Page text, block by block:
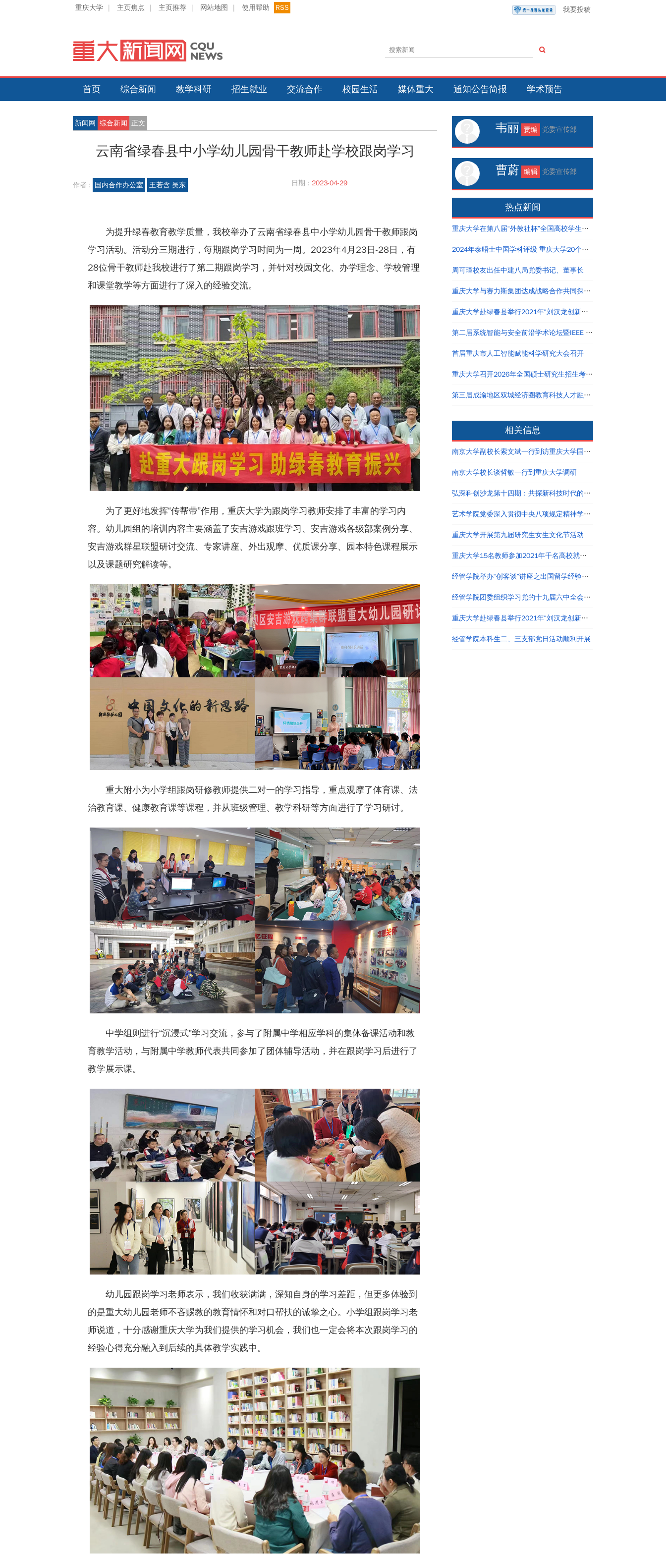
重庆大学 | 主页焦点 | 主页推荐 | 网站地图 | 使用帮助 RSS 我要投稿
首页 综合新闻 教学科研 招生就业 交流合作 校园生活 媒体重大 通知公告简报 学术预告
新闻网 综合新闻 正文
云南省绿春县中小学幼儿园骨干教师赴学校跟岗学习
作者 : 国内合作办公室 王若含 吴东 日期 : 2023-04-29
为提升绿春教育教学质量，我校举办了云南省绿春县中小学幼儿园骨干教师跟岗
学习活动。活动分三期进行，每期跟岗学习时间为一周。2023年4月23日-28日，有
28位骨干教师赴我校进行了第二期跟岗学习，并针对校园文化、办学理念、学校管理
和课堂教学等方面进行了深入的经验交流。
为了更好地发挥“传帮带”作用，重庆大学为跟岗学习教师安排了丰富的学习内
容。幼儿园组的培训内容主要涵盖了安吉游戏跟班学习、安吉游戏各级部案例分享、
安吉游戏群星联盟研讨交流、专家讲座、外出观摩、优质课分享、园本特色课程展示
以及课题研究解读等。
重大附小为小学组跟岗研修教师提供二对一的学习指导，重点观摩了体育课、法
治教育课、健康教育课等课程，并从班级管理、教学科研等方面进行了学习研讨。
中学组则进行“沉浸式”学习交流，参与了附属中学相应学科的集体备课活动和教
育教学活动，与附属中学教师代表共同参加了团体辅导活动，并在跟岗学习后进行了
教学展示课。
幼儿园跟岗学习老师表示，我们收获满满，深知自身的学习差距，但更多体验到
的是重大幼儿园老师不吝赐教的教育情怀和对口帮扶的诚挚之心。小学组跟岗学习老
师说道，十分感谢重庆大学为我们提供的学习机会，我们也一定会将本次跟岗学习的
经验心得充分融入到后续的具体教学实践中。
韦丽 责编 党委宣传部
曹蔚 编辑 党委宣传部
热点新闻
重庆大学在第八届“外教社杯”全国高校学生跨文化能力大赛短视频大赛中荣获佳绩
2024年泰晤士中国学科评级 重庆大学20个学科评为A类
周可璋校友出任中建八局党委书记、董事长
重庆大学与赛力斯集团达成战略合作共同探寻产教融合创新路径
重庆大学赴绿春县举行2021年“刘汉龙创新团队龙之梦”奖助学金颁发仪式
第二届系统智能与安全前沿学术论坛暨IEEE Chongqing Section成立仪式在重庆举办
首届重庆市人工智能赋能科学研究大会召开
重庆大学召开2026年全国硕士研究生招生考试自命题评卷工作会议
第三届成渝地区双城经济圈教育科技人才融汇发展论坛举行
相关信息
南京大学副校长索文斌一行到访重庆大学国家卓越工程师学院
南京大学校长谈哲敏一行到重庆大学调研
弘深科创沙龙第十四期：共探新科技时代的创新创业与职业发展
艺术学院党委深入贯彻中央八项规定精神学习教育读书班结业
重庆大学开展第九届研究生女生文化节活动
重庆大学15名教师参加2021年千名高校就业工作者专题培训
经管学院举办“创客谈”讲座之出国留学经验分享
经管学院团委组织学习党的十九届六中全会精神
重庆大学赴绿春县举行2021年“刘汉龙创新团队龙之梦”奖助学金颁发仪式
经管学院本科生二、三支部党日活动顺利开展